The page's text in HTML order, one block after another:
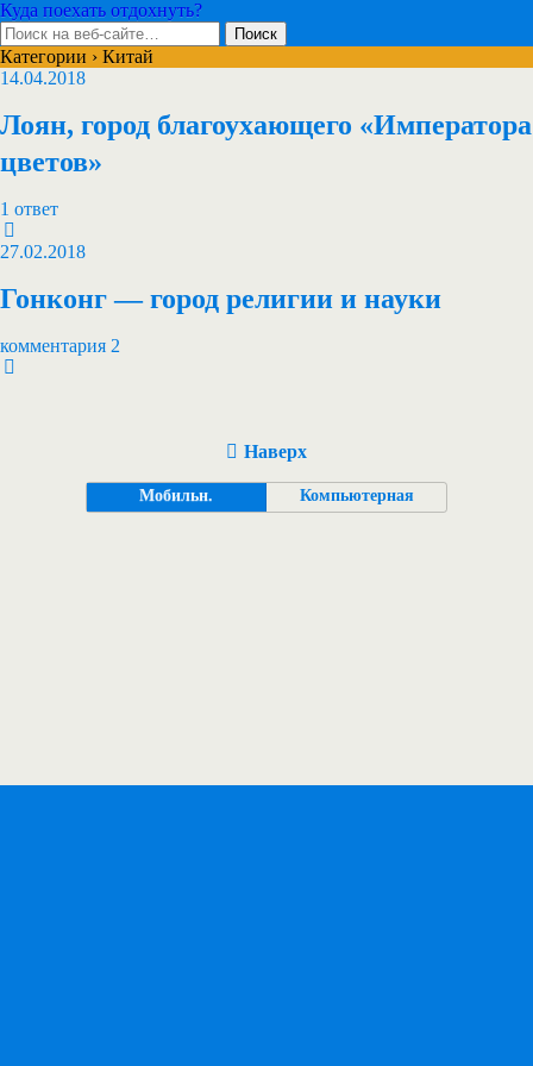
Куда поехать отдохнуть?
Категории › Китай
14.04.2018
Лоян, город благоухающего «Императора
цветов»
1 ответ
27.02.2018
Гонконг — город религии и науки
комментария 2
Наверх
Мобильн. Компьютерная